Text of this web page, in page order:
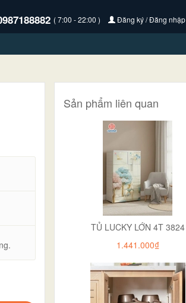
( 7:00 - 22:00 ) Đăng ký / Đăng nhập
Sản phẩm liên quan
TỦ LUCKY LỚN 4T 3824
1.441.000₫